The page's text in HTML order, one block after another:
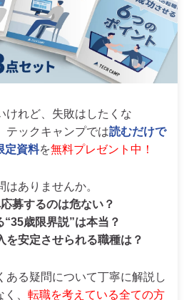
けれど、失敗はしたくな
ックキャンプでは読むだけで
定資料を無料プレゼント中！
ありませんか。
募するのは危ない？
“35歳限界説”は本当？
を安定させられる職種は？
ある疑問について丁寧に解説し
、 転職を考えている全ての方